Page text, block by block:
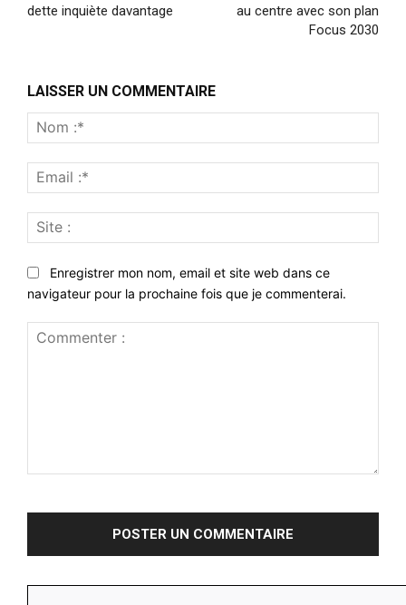
dette inquiète davantage
au centre avec son plan
Focus 2030
LAISSER UN COMMENTAIRE
:*
:*
:
Enregistrer mon nom, email et site web dans ce
navigateur pour la prochaine fois que je commenterai.